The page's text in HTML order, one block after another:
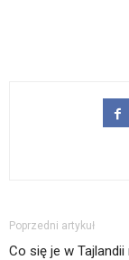
Poprzedni artykuł
Co się je w Tajlandii